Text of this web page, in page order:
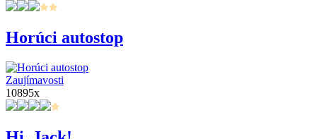
Horúci autostop
Zaujímavosti
10895x